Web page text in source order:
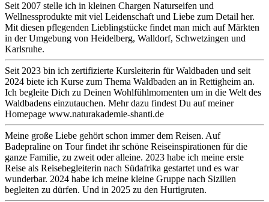
Seit 2007 stelle ich in kleinen Chargen Naturseifen und
Wellnessprodukte mit viel Leidenschaft und Liebe zum Detail her.
Mit diesen pflegenden Lieblingstücke findet man mich auf Märkten
in der Umgebung von Heidelberg, Walldorf, Schwetzingen und
Karlsruhe.
Seit 2023 bin ich zertifizierte Kursleiterin für Waldbaden und seit
2024 biete ich Kurse zum Thema Waldbaden an in Rettigheim an.
Ich begleite Dich zu Deinen Wohlfühlmomenten um in die Welt des
Waldbadens einzutauchen. Mehr dazu findest Du auf meiner
Homepage www.naturakademie-shanti.de
Meine große Liebe gehört schon immer dem Reisen. Auf
Badepraline on Tour findet ihr schöne Reiseinspirationen für die
ganze Familie, zu zweit oder alleine. 2023 habe ich meine erste
Reise als Reisebegleiterin nach Südafrika gestartet und es war
wunderbar. 2024 habe ich meine kleine Gruppe nach Sizilien
begleiten zu dürfen. Und in 2025 zu den Hurtigruten.